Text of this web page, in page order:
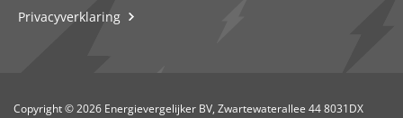
Privacyverklaring
Copyright © 2026 Energievergelijker BV, Zwartewaterallee 44 8031DX